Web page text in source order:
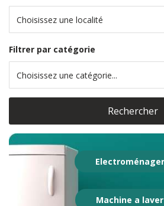
Electroménager
Machine a laver
Choisissez une localité
Filtrer par catégorie
Choisissez une catégorie...
Rechercher